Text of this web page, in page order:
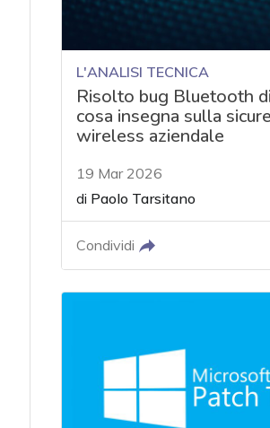
L'ANALISI TECNICA
Risolto bug Bluetooth
cosa insegna sulla
wireless aziendale
19 Mar 2026
di Paolo Tarsitano
Condividi